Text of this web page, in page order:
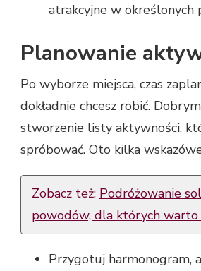
atrakcyjne w określonych
Planowanie
Po wyborze miejsca, czas
dokładnie chcesz robić.
stworzenie listy aktywności,
spróbować. Oto kilka
Zobacz też: Podróżowanie
powodów, dla których warto
Przygotuj harmonogram,